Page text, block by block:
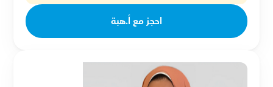
احجز مع أ.هبة